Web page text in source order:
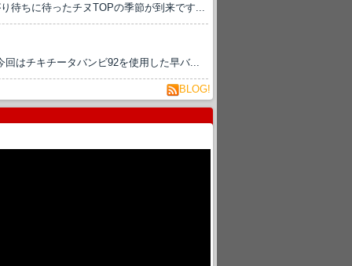
待ちに待ったチヌTOPの季節が到来です...
はチキチータバンビ92を使用した早バ...
BLOG!